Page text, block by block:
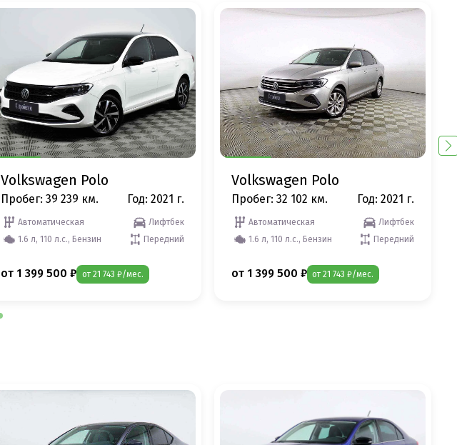
Volkswagen Polo
Пробег: 39 239 км. Год: 2021 г.
Автоматическая
Лифтбек
1.6 л, 110 л.с., Бензин
Передний
от 1 399 500 ₽ от 21 743 ₽/мес.
Volkswagen Polo
Пробег: 32 102 км. Год: 2021 г.
Автоматическая
Лифтбек
1.6 л, 110 л.с., Бензин
Передний
от 1 399 500 ₽ от 21 743 ₽/мес.